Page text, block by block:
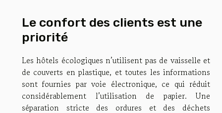
Le confort des clients est une
priorité
Les hôtels écologiques n’utilisent pas de vaisselle et
de couverts en plastique, et toutes les informations
sont fournies par voie électronique, ce qui réduit
considérablement l’utilisation de papier. Une
séparation stricte des ordures et des déchets